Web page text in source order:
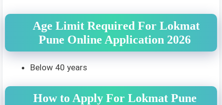
Age Limit Required For Lokmat
Pune Online Application 2026
Below 40 years
How to Apply For Lokmat Pune